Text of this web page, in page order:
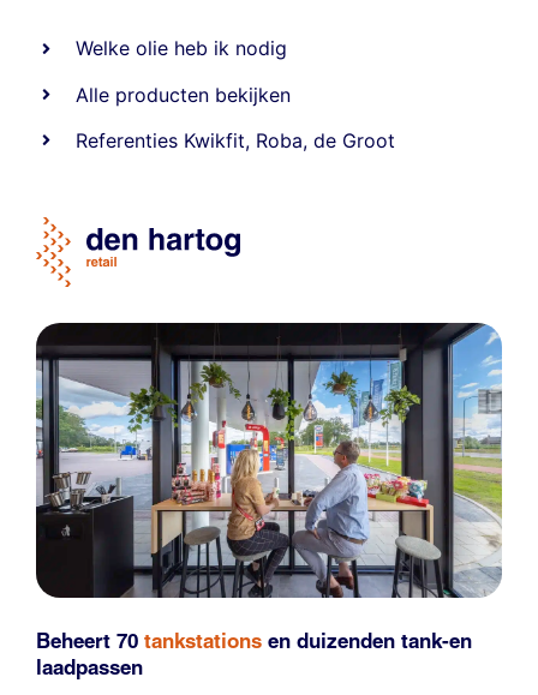
Welke olie heb ik nodig
Alle producten bekijken
Referenties Kwikfit, Roba,de Groot
Beheert 70 tankstations en duizenden tank-en
laadpassen